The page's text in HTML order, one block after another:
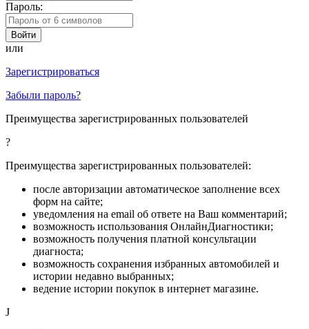
Пароль:
или
Зарегистрироваться
Забыли пароль?
Преимущества зарегистрированных пользователей
?
Преимущества зарегистрированных пользователей:
после авторизации автоматическое заполнение всех
форм на сайте;
уведомления на email об ответе на Ваш комментарий;
возможность использования ОнлайнДиагностики;
возможность получения платной консультации
диагноста;
возможность сохранения избранных автомобилей и
истории недавно выбранных;
ведение истории покупок в интернет магазине.
J